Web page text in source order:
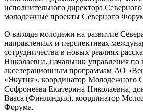
исполнительного директора
молодежные проекты Северного
О взгляде молодежи на развитие
направлениях и перспективах
сотрудничества в новых реалиях
Николаевна, начальник управления по
акселерационным программам АО
«Якутия», координатор Молодежного
Софронеева Екатерина Николаевна,
Вааса (Финляндия), координатор
Форума.